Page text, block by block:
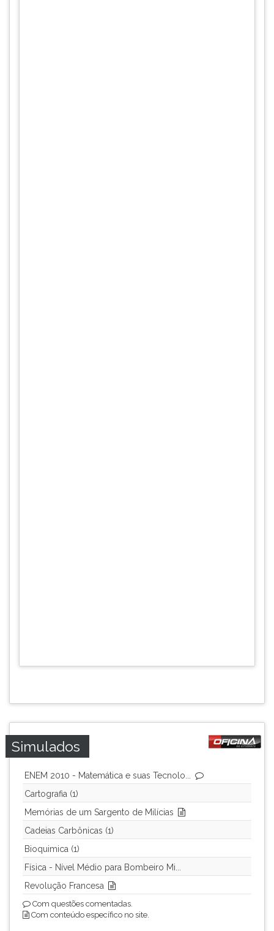
Simulados
ENEM 2010 - Matemática e suas Tecnolo...
Cartografia (1)
Memórias de um Sargento de Milícias
Cadeias Carbônicas (1)
Bioquimica (1)
Física - Nível Médio para Bombeiro Mi...
Revolução Francesa
Com questões comentadas.
Com conteúdo específico no site.